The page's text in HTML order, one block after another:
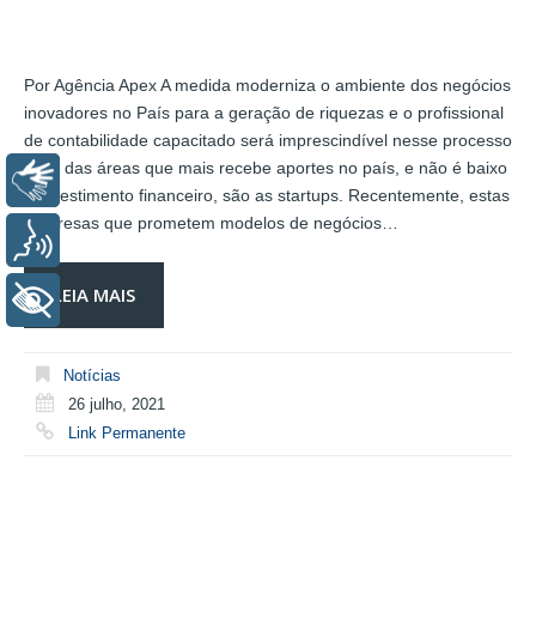
Por Agência Apex A medida moderniza o ambiente dos negócios
inovadores no País para a geração de riquezas e o profissional
de contabilidade capacitado será imprescindível nesse processo
Uma das áreas que mais recebe aportes no país, e não é baixo
o investimento financeiro, são as startups. Recentemente, estas
empresas que prometem modelos de negócios…
LEIA MAIS
Notícias
26 julho, 2021
Link Permanente
Libras
+ Acessibilidade